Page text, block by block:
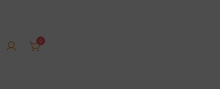
0